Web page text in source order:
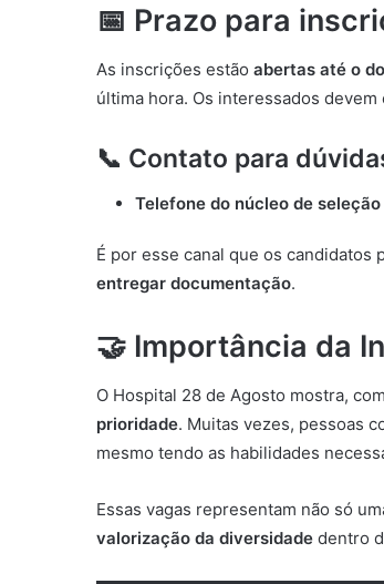
📅 Prazo para
As inscrições estão abertas até o
última hora. Os interessados
📞 Contato para
Telefone do núcleo de
É por esse canal que os candidatos
entregar documentação.
🤝 Importância da
O Hospital 28 de Agosto mostra,
prioridade. Muitas vezes, pessoas
mesmo tendo as habilidades
Essas vagas representam não só
valorização da diversidade dentro